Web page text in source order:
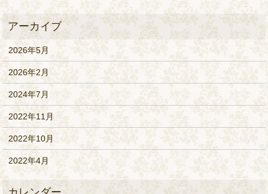
2026年5月
2026年2月
2024年7月
2022年11月
2022年10月
2022年4月